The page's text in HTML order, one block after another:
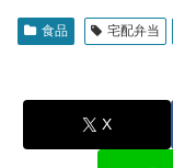
食品 宅配弁当
X